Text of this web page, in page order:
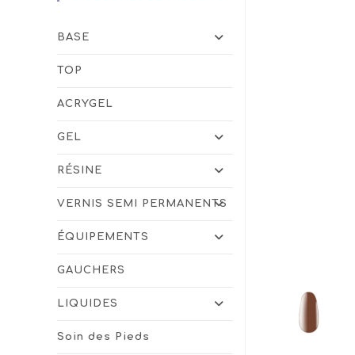
BASE
TOP
ACRYGEL
GEL
RÉSINE
VERNIS SEMI PERMANENTS
ÉQUIPEMENTS
GAUCHERS
LIQUIDES
Soin des Pieds